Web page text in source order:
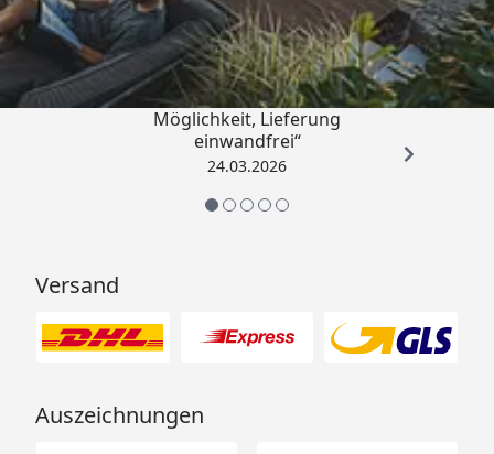
4,50/ 5
„Einfache Bestellung, Skonto
Möglichkeit, Lieferung
einwandfrei“
24.03.2026
Versand
Auszeichnungen